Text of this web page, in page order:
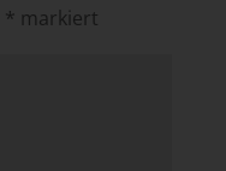
* markiert